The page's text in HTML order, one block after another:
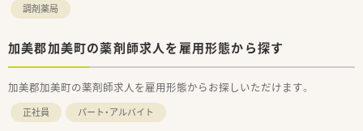
調剤薬局
加美郡加美町の薬剤師求人を雇用形態から探す
加美郡加美町の薬剤師求人を雇用形態からお探しいただけます。
正社員 パート・アルバイト